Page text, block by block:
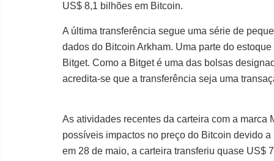
US$ 8,1 bilhões em Bitcoin.
A última transferência segue uma série de
dados do Bitcoin Arkham. Uma parte do
Bitget. Como a Bitget é uma das bolsas
acredita-se que a transferência seja uma
As atividades recentes da carteira com a marca
possíveis impactos no preço do Bitcoin devido
em 28 de maio, a carteira transferiu quase US$